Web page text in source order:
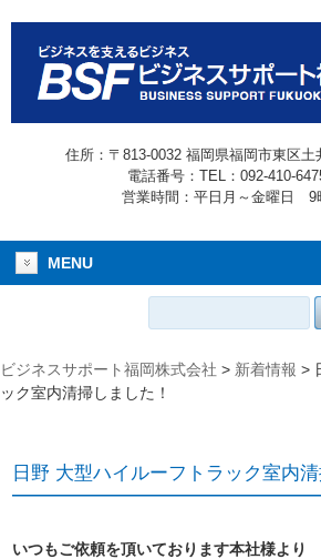
住所：〒813-0032 福岡県福岡市東区土
電話番号：TEL：092-410-
営業時間：平日月～金曜日 9
MENU
ビジネスサポート福岡株式会社 > 新着情報 >
ック室内清掃しました！
日野 大型ハイルーフトラック室内清
いつもご依頼を頂いております本社様より